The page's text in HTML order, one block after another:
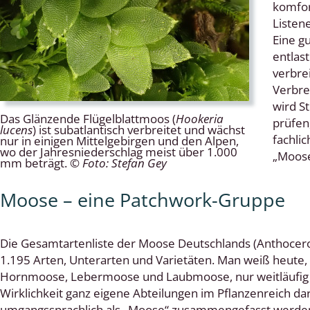
Sichelflügler
Das Glänzende Flügelblattmoos (Hookeria
lucens) ist subatlantisch verbreitet und wächst
nur in einigen Mittelgebirgen und den Alpen,
wo der Jahresniederschlag meist über 1.000
mm beträgt.© Foto: Stefan Gey
Eine
wird
Moose – eine Patchwork-Gruppe
Die Gesamtartenliste der Moose Deutschlands
1.195 Arten, Unterarten und Varietäten. Man weiß
Hornmoose, Lebermoose und Laubmoose, nur
Wirklichkeit ganz eigene Abteilungen im Pflanzenreich